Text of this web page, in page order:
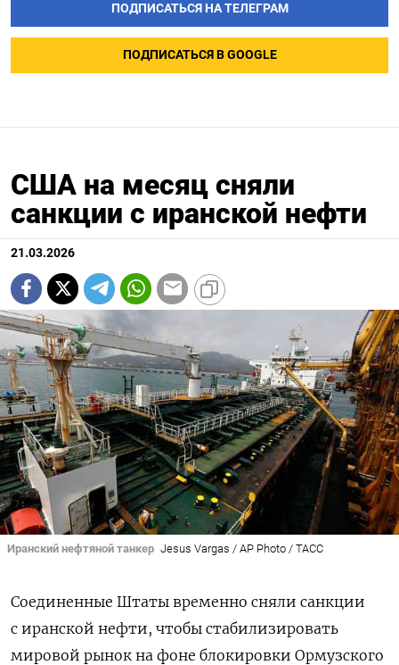
ПОДПИСАТЬСЯ НА ТЕЛЕГРАМ
ПОДПИСАТЬСЯ В GOOGLE
США на месяц сняли
санкции с иранской нефти
21.03.2026
Иранский нефтяной танкер Jesus Vargas / AP Photo / ТАСС
Соединенные Штаты временно сняли санкции
с иранской нефти, чтобы стабилизировать
мировой рынок на фоне блокировки Ормузского